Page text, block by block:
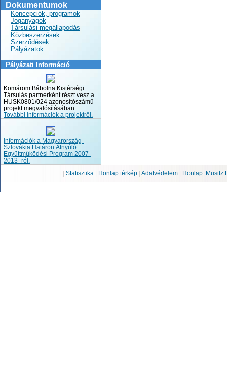
Dokumentumok
Koncepciók, programok
Joganyagok
Társulási megállapodás
Közbeszerzések
Szerződések
Pályázatok
Pályázati Információ
Komárom Bábolna Kistérségi
Társulás partnerként részt vesz a
HUSK0801/024 azonosítószámű
projekt megvalósításában.
További információk a projektről.
Információk a Magyarország-
Szlovákia Határon Átnyúló
Együttműködési Program 2007-
2013- ról.
Statisztika Honlap térkép Adatvédelem| Honlap: Musitz